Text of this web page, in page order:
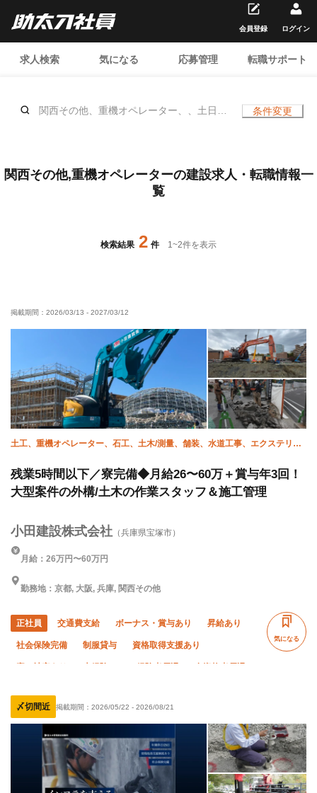
求人検索 気になる 応募管理 転職サポート
会員登録 ログイン
関西その他、重機オペレーター、、土日休
条件変更
関西その他,重機オペレーターの建設求人・転職情報一
覧
検索結果 2 件 1~2件を表示
掲載期間： 2026/03/13 - 2027/03/12
土工、重機オペレーター、石工、土木/測量、舗装、水道工事、エクステリ
残業5時間以下／寮完備◆月給26〜60万＋賞与年3回！
大型案件の外構/土木の作業スタッフ＆施工管理
小田建設株式会社 （兵庫県宝塚市）
月給：26万円〜60万円
勤務地：京都, 大阪, 兵庫, 関西その他
正社員 交通費支給 ボーナス・賞与あり 昇給あり
社会保険完備 制服貸与 資格取得支援あり
寮・社宅あり 未経験OK 経験者優遇 有資格者優遇
年末年始休暇 車・バイク通勤OK 転勤なし
残業月10時間以下
気になる
〆切間近 掲載期間： 2026/05/22 - 2026/08/21